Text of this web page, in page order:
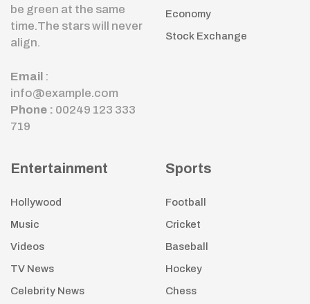
be green at the same
time.The stars will never
align.
Email :
info@example.com
Phone : 00249 123 333
719
Economy
Stock Exchange
Entertainment
Hollywood
Music
Videos
TV News
Celebrity News
Sports
Football
Cricket
Baseball
Hockey
Chess